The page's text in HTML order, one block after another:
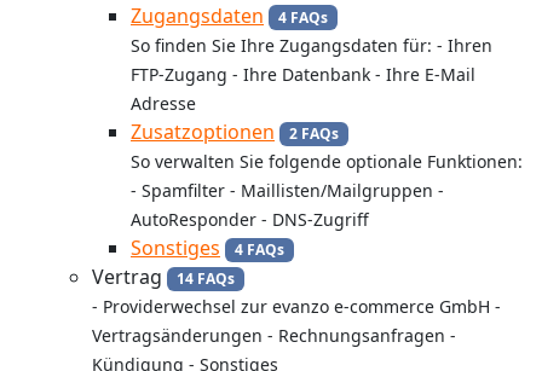
Zugangsdaten 4 FAQs
So finden Sie Ihre Zugangsdaten für: - Ihren
FTP-Zugang - Ihre Datenbank - Ihre E-Mail
Adresse
Zusatzoptionen 2 FAQs
So verwalten Sie folgende optionale Funktionen:
- Spamfilter - Maillisten/Mailgruppen -
AutoResponder - DNS-Zugriff
Sonstiges 4 FAQs
Vertrag 14 FAQs
- Providerwechsel zur evanzo e-commerce GmbH -
Vertragsänderungen - Rechnungsanfragen -
Kündigung - Sonstiges